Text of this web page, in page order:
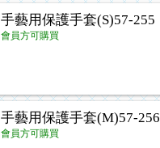
手藝用保護手套(S)57-255
會員方可購買
手藝用保護手套(M)57-256
會員方可購買